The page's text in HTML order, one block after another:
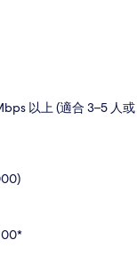
以上 (適合 3–5 人或